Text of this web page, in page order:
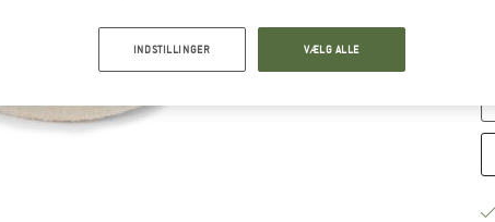
INDSTILLINGER VÆLG ALLE